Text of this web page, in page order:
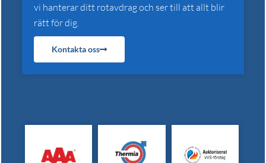
vi hanterar ditt rotavdrag och ser till att allt blir
rätt för dig.
Kontakta oss